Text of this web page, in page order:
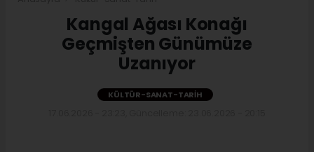
Kangal Ağası Konağı
Geçmişten Günümüze
Uzanıyor
KÜLTÜR-SANAT-TARIH